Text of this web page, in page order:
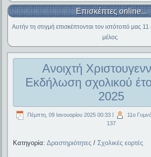
Επισκέπτες online...
Αυτήν τη στιγμή επισκέπτονται τον ιστότοπό μας 11
μέλος
Ανοιχτή
Εκδήλωση σχολικού
2025
Πέμπτη, 09 Ιανουαρίου 2025 00:33| 11ο
137
Κατηγορία:Δραστηριότητες /Σχολικές εορτές